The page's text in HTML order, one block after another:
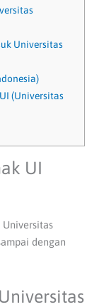
Universitas
(Universitas
UI
Universitas
dengan